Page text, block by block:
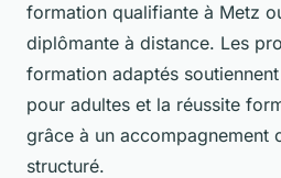
formation qualifiante à Metz
diplômante à distance. Les
formation adaptés
pour adultes et la réussite
grâce à un accompagnement
structuré.